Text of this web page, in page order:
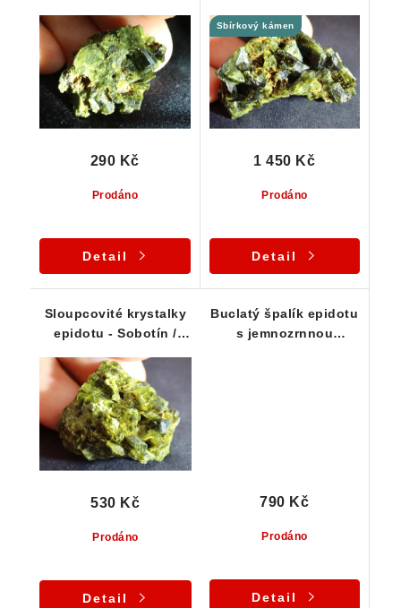
Prodáno
290 Kč
Detail
Sbírkový kámen
Prodáno
1 450 Kč
Detail
Sloupcovité krystalky
epidotu - Sobotín /
Prodáno
530 Kč
Detail
Buclatý špalík epidotu
s jemnozrnnou
Prodáno
790 Kč
Detail